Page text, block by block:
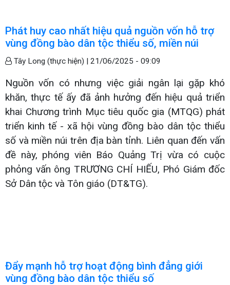
Phát huy cao nhất hiệu quả nguồn vốn hỗ trợ
vùng đồng bào dân tộc thiểu số, miền núi
Tây Long (thực hiện) | 21/06/2025 - 09:09
Nguồn vốn có nhưng việc giải ngân lại gặp khó
khăn, thực tế ấy đã ảnh hưởng đến hiệu quả triển
khai Chương trình Mục tiêu quốc gia (MTQG) phát
triển kinh tế - xã hội vùng đồng bào dân tộc thiểu
số và miền núi trên địa bàn tỉnh. Liên quan đến vấn
đề này, phóng viên Báo Quảng Trị vừa có cuộc
phỏng vấn ông TRƯƠNG CHÍ HIẾU, Phó Giám đốc
Sở Dân tộc và Tôn giáo (DT&TG).
Đẩy mạnh hỗ trợ hoạt động bình đẳng giới
vùng đồng bào dân tộc thiểu số